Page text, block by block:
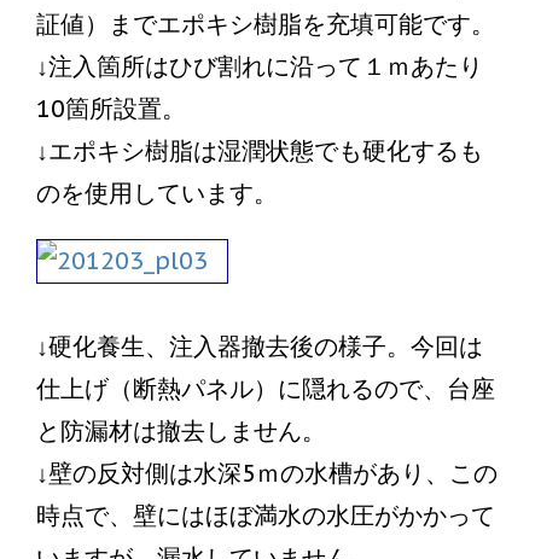
証値）までエポキシ樹脂を充填可能です。
↓注入箇所はひび割れに沿って１ｍあたり
10箇所設置。
↓エポキシ樹脂は湿潤状態でも硬化するも
のを使用しています。
↓硬化養生、注入器撤去後の様子。今回は
仕上げ（断熱パネル）に隠れるので、台座
と防漏材は撤去しません。
↓壁の反対側は水深5ｍの水槽があり、この
時点で、壁にはほぼ満水の水圧がかかって